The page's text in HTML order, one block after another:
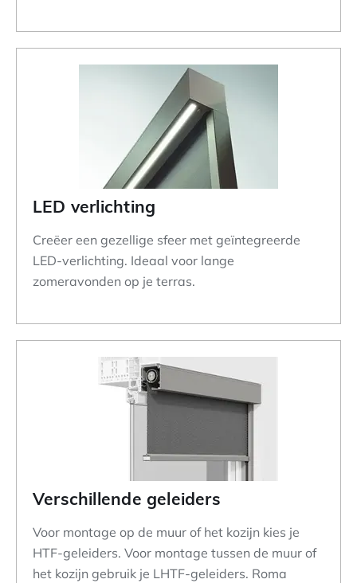
LED verlichting
Creëer een gezellige sfeer met geïntegreerde
LED-verlichting. Ideaal voor lange
zomeravonden op je terras.
Verschillende geleiders
Voor montage op de muur of het kozijn kies je
HTF-geleiders. Voor montage tussen de muur of
het kozijn gebruik je LHTF-geleiders. Roma